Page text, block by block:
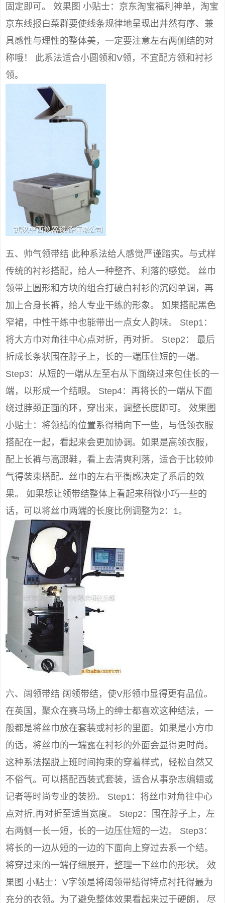
固定即可。 效果图 小贴士：京东淘宝福利神单，淘宝
京东线报白菜群要使线条规律地呈现出井然有序、兼
具感性与理性的整体美，一定要注意左右两侧结的对
称哦！ 此系法适合小圆领和V领，不宜配方领和衬衫
领。
五、帅气领带结 此种系法给人感觉严谨踏实。与式样
传统的衬衫搭配，给人一种整齐、利落的感觉。 丝巾
领带上圆形和方块的组合打破白衬衫的沉闷单调，再
加上合身长裤，给人专业干练的形象。 如果搭配黑色
窄裙，中性干练中也能带出一点女人韵味。 Step1：
将大方巾对角往中心点对折，再对折。 Step2： 最后
折成长条状围在脖子上，长的一端压住短的一端。
Step3：从短的一端从左至右从下面绕过来包住长的一
端，以形成一个结眼。 Step4：再将长的一端从下面
绕过脖颈正面的环，穿出来，调整长度即可。 效果图
小贴士：将领结的位置系得稍向下一些，与低领衣服
搭配在一起，看起来会更加协调。如果是高领衣服，
配上长裤与高跟鞋，看上去清爽利落，适合于比较帅
气得装束搭配。丝巾的左右平衡感决定了系后的效
果。 如果想让领带结整体上看起来稍微小巧一些的
话，可以将丝巾两端的长度比例调整为2：1。
六、阔领带结 阔领带结，使V形领巾显得更有品位。
在英国，聚众在赛马场上的绅士都喜欢这种结法，一
般都是将丝巾放在套装或衬衫的里面。如果是小方巾
的话，将丝巾的一端露在衬衫的外面会显得更时尚。
这种系法摆脱上班时间拘束的穿着样式，轻松自然又
不俗气。可以搭配西装式套装，适合从事杂志编辑或
记者等时尚专业的装扮。 Step1：将丝巾对角往中心
点对折,再对折至适当宽度。 Step2：围在脖子上，左
右两侧一长一短，长的一边压住短的一边。 Step3：
将长的一边从短的一边的下面向上穿过去系一个结。
将穿过来的一端仔细展开，整理一下丝巾的形状。 效
果图 小贴士：V字领是将阔领带结得特点衬托得最为
充分的衣领。为了避免整体效果看起来过于硬朗， 尽